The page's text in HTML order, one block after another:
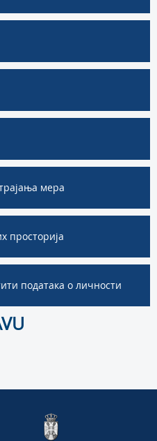
мера
просторија
података о личности